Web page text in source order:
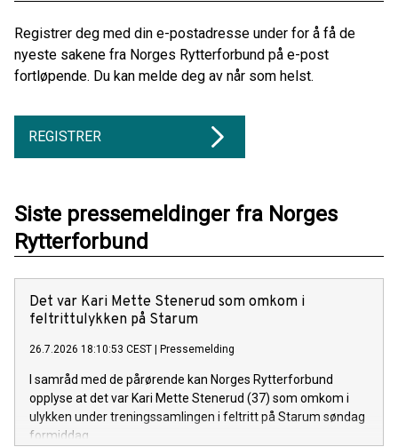
Registrer deg med din e-postadresse under for å få de
nyeste sakene fra Norges Rytterforbund på e-post
fortløpende. Du kan melde deg av når som helst.
REGISTRER
Siste pressemeldinger fra Norges
Rytterforbund
Det var Kari Mette Stenerud som omkom i
feltrittulykken på Starum
26.7.2026 18:10:53 CEST | Pressemelding
I samråd med de pårørende kan Norges Rytterforbund
opplyse at det var Kari Mette Stenerud (37) som omkom i
ulykken under treningssamlingen i feltritt på Starum søndag
formiddag.